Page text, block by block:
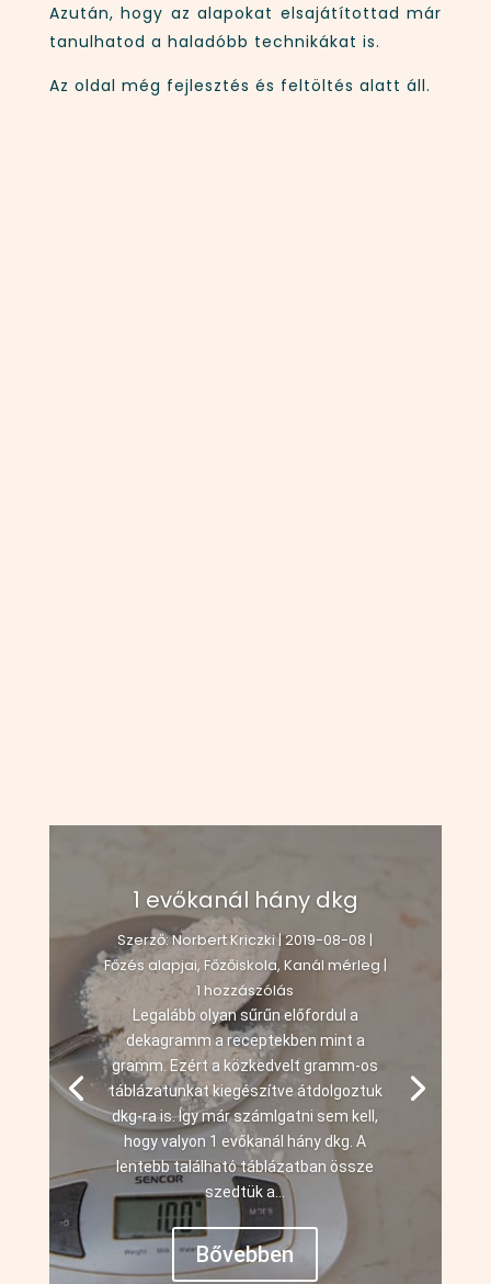
Azután, hogy az alapokat elsajátítottad már
tanulhatod a haladóbb technikákat is.
Az oldal még fejlesztés és feltöltés alatt áll.
1 evőkanál hány dkg
Szerző:Norbert Kriczki|2019-08-08 |
Főzés alapjai, Főzőiskola, Kanál mérleg |
1 hozzászólás
Legalább olyan sűrűn előfordul a
dekagramm a receptekben mint a
gramm. Ezért a közkedvelt gramm-os
táblázatunkat kiegészítve átdolgoztuk
dkg-ra is. Így már számlgatni sem kell,
hogy valyon 1 evőkanál hány dkg. A
lentebb található táblázatban össze
szedtük a...
Bővebben